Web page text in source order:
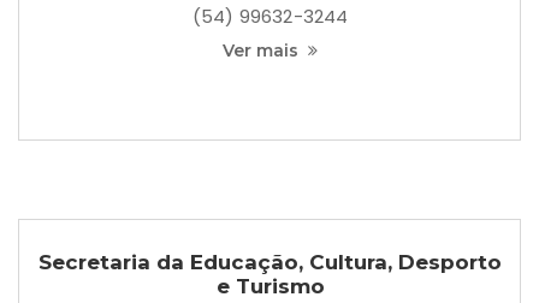
(54) 99632-3244
Ver mais
Secretaria da Educação, Cultura, Desporto
e Turismo